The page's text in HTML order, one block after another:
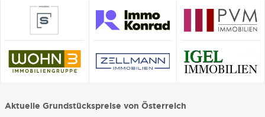
Aktuelle Grundstückspreise von Österreich